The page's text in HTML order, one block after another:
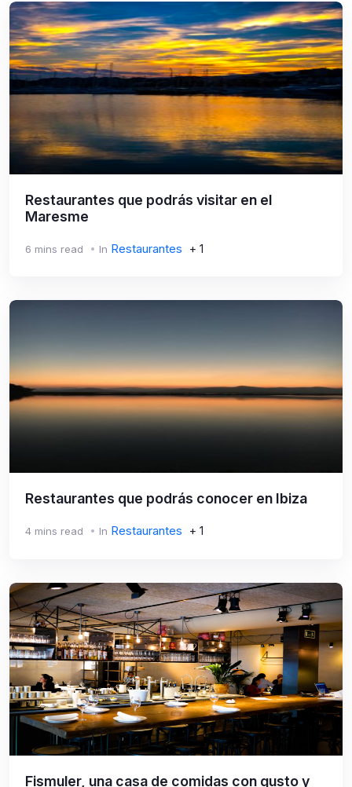
Restaurantes que podrás visitar en el
Maresme
6 mins read In Restaurantes + 1
Restaurantes que podrás conocer en Ibiza
4 mins read In Restaurantes + 1
Fismuler, una casa de comidas con gusto y